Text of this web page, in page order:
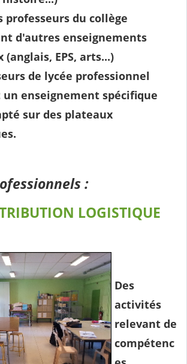
professeurs du collège
d'autres enseignements
(anglais, EPS, arts...)
de lycée professionnel
enseignement spécifique
sur des plateaux
:
LOGISTIQUE
Des
activités
relevant de
compétenc